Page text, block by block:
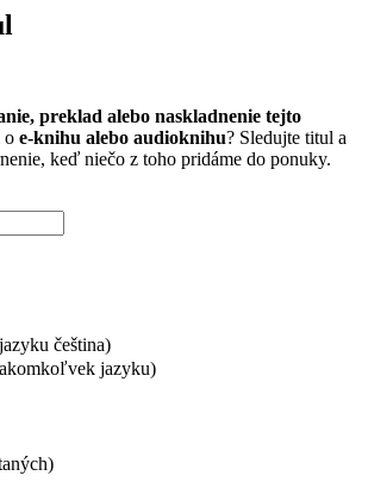
preklad alebo naskladnenie tejto
o e-knihu alebo audioknihu? Sledujte titul a
keď niečo z toho pridáme do ponuky.
čeština)
jazyku)